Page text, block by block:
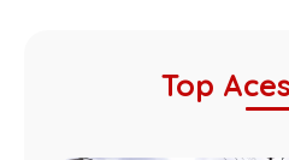
Top